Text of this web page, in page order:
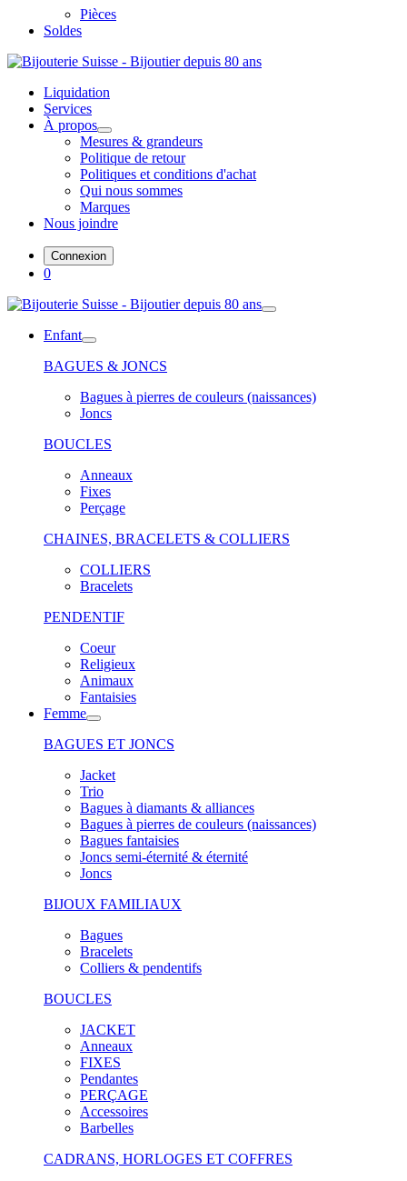
Pièces
Soldes
Liquidation
Services
À propos
Mesures & grandeurs
Politique de retour
Politiques et conditions d'achat
Qui nous sommes
Marques
Nous joindre
Connexion
0
Enfant
BAGUES & JONCS
Bagues à pierres de couleurs (naissances)
Joncs
BOUCLES
Anneaux
Fixes
Perçage
CHAINES, BRACELETS & COLLIERS
COLLIERS
Bracelets
PENDENTIF
Coeur
Religieux
Animaux
Fantaisies
Femme
BAGUES ET JONCS
Jacket
Trio
Bagues à diamants & alliances
Bagues à pierres de couleurs (naissances)
Bagues fantaisies
Joncs semi-éternité & éternité
Joncs
BIJOUX FAMILIAUX
Bagues
Bracelets
Colliers & pendentifs
BOUCLES
JACKET
Anneaux
FIXES
Pendantes
PERÇAGE
Accessoires
Barbelles
CADRANS, HORLOGES ET COFFRES